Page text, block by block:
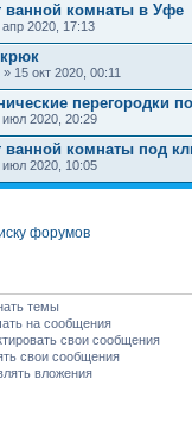
ванной комнаты в Уфе
апр 2020, 17:13
» 15 окт 2020, 00:11
перегородки
июл 2020, 20:29
ванной комнаты под
июл 2020, 10:05
форумов
темы
на сообщения
свои сообщения
свои сообщения
вложения